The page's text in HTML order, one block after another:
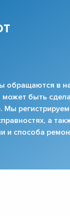
обращаются в
может быть
а
и способа